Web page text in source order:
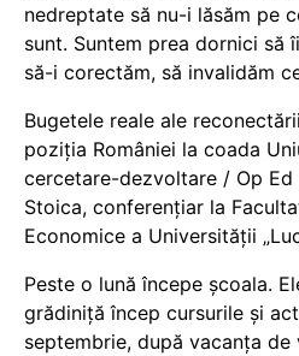
nedreptate să nu-i lăsăm pe
sunt. Suntem prea dornici să
să-i corectăm, să invalidăm
Bugetele reale ale
poziția României la coada
cercetare-dezvoltare / Op Ed
Stoica, conferențiar la
Economice a Universității
Peste o lună începe școala.
grădiniță încep cursurile și
septembrie, după vacanța de